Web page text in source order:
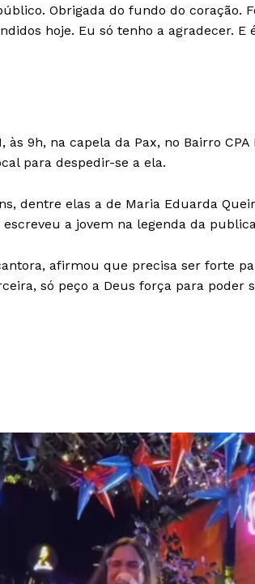
Obrigada do fundo do coração.
hoje. Eu só tenho a agradecer. E
9h, na capela da Pax, no Bairro CPA
para despedir-se a ela.
dentre elas a de Maria Eduarda
a jovem na legenda da
afirmou que precisa ser forte
só peço a Deus força para poder